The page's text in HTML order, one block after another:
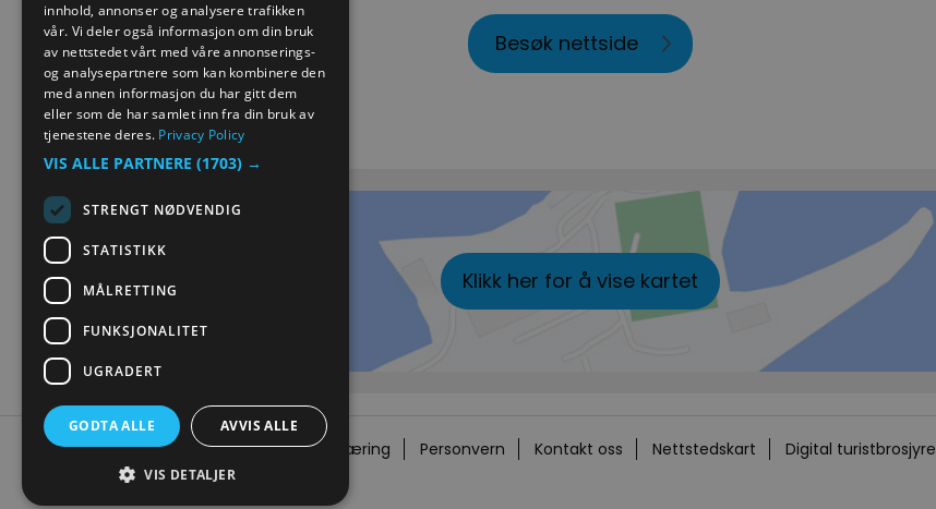
Besøk nettside
Kart
Klikk her for å vise kartet
Tilgjengelighetserklæring Personvern Kontakt oss Nettstedskart Digital turistbrosjyre
NORWEGIAN
GERMAN
innhold, annonser og analysere trafikken
vår. Vi deler også informasjon om din bruk
av nettstedet vårt med våre annonserings-
og analysepartnere som kan kombinere den
med annen informasjon du har gitt dem
eller som de har samlet inn fra din bruk av
tjenestene deres. Privacy Policy
VIS ALLE PARTNERE (1703) →
STRENGT NØDVENDIG
STATISTIKK
MÅLRETTING
FUNKSJONALITET
UGRADERT
GODTA ALLE AVVIS ALLE
VIS DETALJER